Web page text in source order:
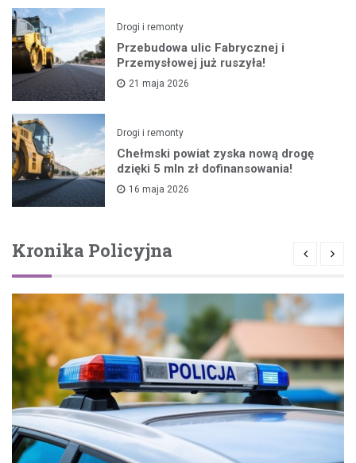
Drogi i remonty
Przebudowa ulic Fabrycznej i
Przemysłowej już ruszyła!
21 maja 2026
Drogi i remonty
Chełmski powiat zyska nową drogę
dzięki 5 mln zł dofinansowania!
16 maja 2026
Kronika Policyjna